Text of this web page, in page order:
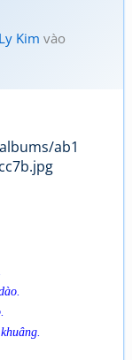
Kim vào